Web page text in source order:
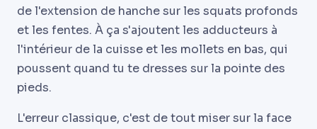
de l'extension de hanche sur les squats profonds
et les fentes. À ça s'ajoutent les adducteurs à
l'intérieur de la cuisse et les mollets en bas, qui
poussent quand tu te dresses sur la pointe des
pieds.
L'erreur classique, c'est de tout miser sur la face